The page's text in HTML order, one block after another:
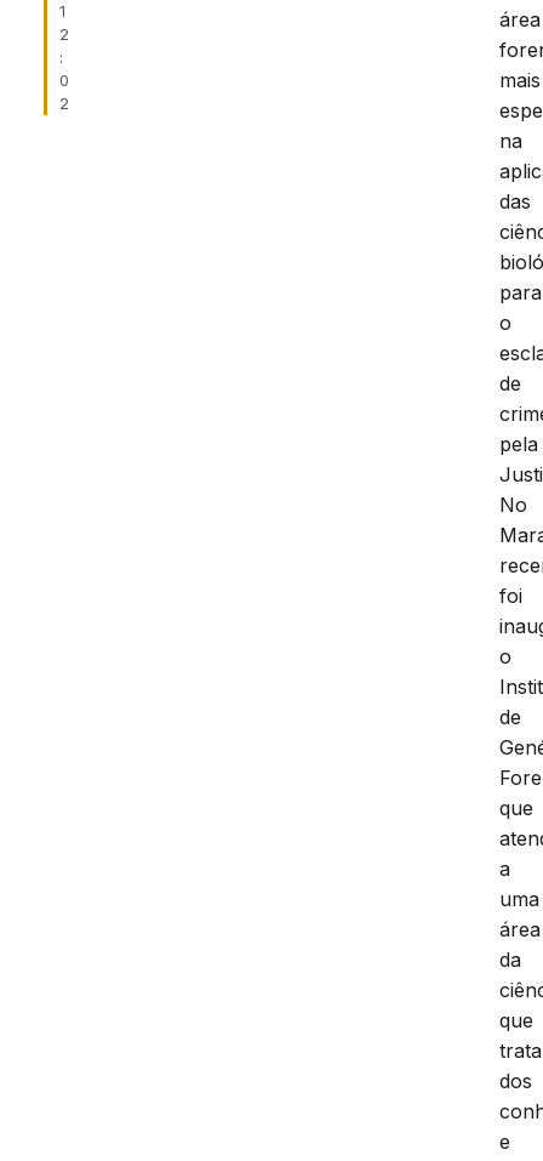
1
2
:
0
2
área
mais
na
das
para
o
de
pela
No
foi
o
de
que
a
uma
área
da
que
trata
dos
e